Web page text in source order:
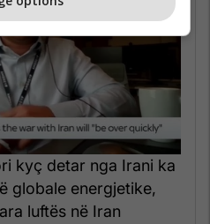
kyç detar nga Irani ka
globale energjetike,
luftës në Iran